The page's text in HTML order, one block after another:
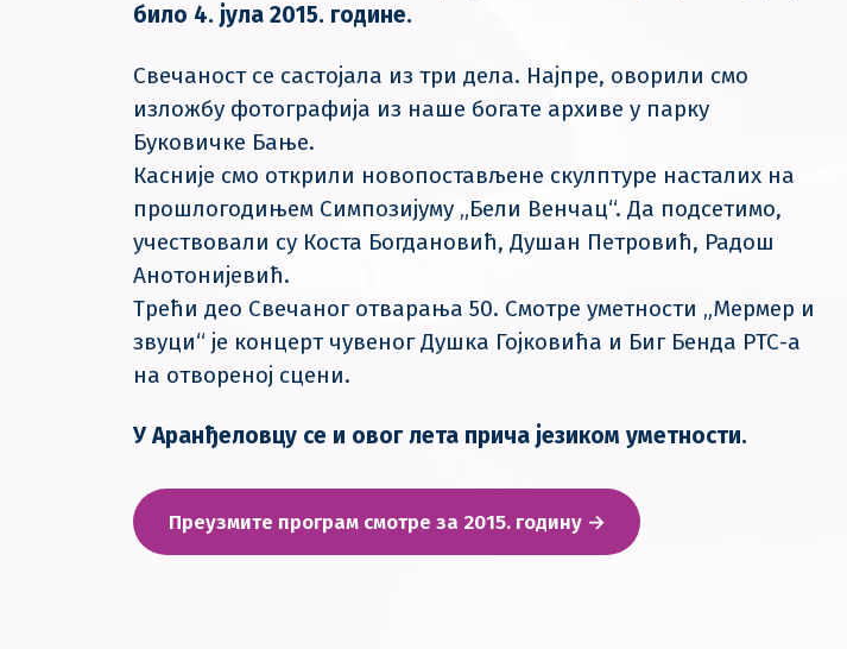
било 4. јула 2015. године.
Свечаност се састојала из три дела. Најпре, оворили смо
изложбу фотографија из наше богате архиве у парку
Буковичке Бање.
Касније смо открили новопостављене скулптуре насталих на
прошлогодињем Симпозијуму „Бели Венчац“. Да подсетимо,
учествовали су Коста Богдановић, Душан Петровић, Радош
Анотонијевић.
Трећи део Свечаног отварања 50. Смотре уметности „Мермер и
звуци“ је концерт чувеног Душка Гојковића и Биг Бенда РТС-а
на отвореној сцени.
У Аранђеловцу се и овог лета прича језиком уметности.
Преузмите програм смотре за 2015. годину →